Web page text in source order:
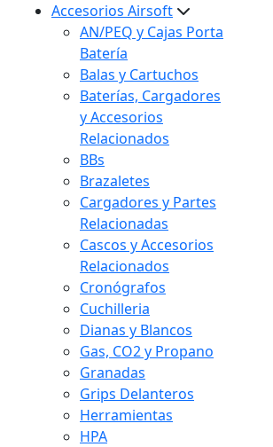
Accesorios Airsoft
AN/PEQ y Cajas Porta
Batería
Balas y Cartuchos
Baterías, Cargadores
y Accesorios
Relacionados
BBs
Brazaletes
Cargadores y Partes
Relacionadas
Cascos y Accesorios
Relacionados
Cronógrafos
Cuchilleria
Dianas y Blancos
Gas, CO2 y Propano
Granadas
Grips Delanteros
Herramientas
HPA